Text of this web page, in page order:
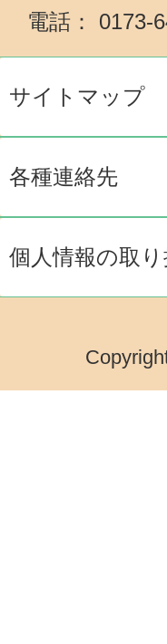
電話： 0173-
サイトマップ
各種連絡先
個人情報の取